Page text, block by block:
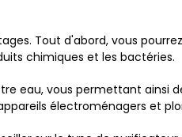
Tout d'abord, vous
chimiques et les bactéries.
eau, vous permettant ainsi
électroménagers et